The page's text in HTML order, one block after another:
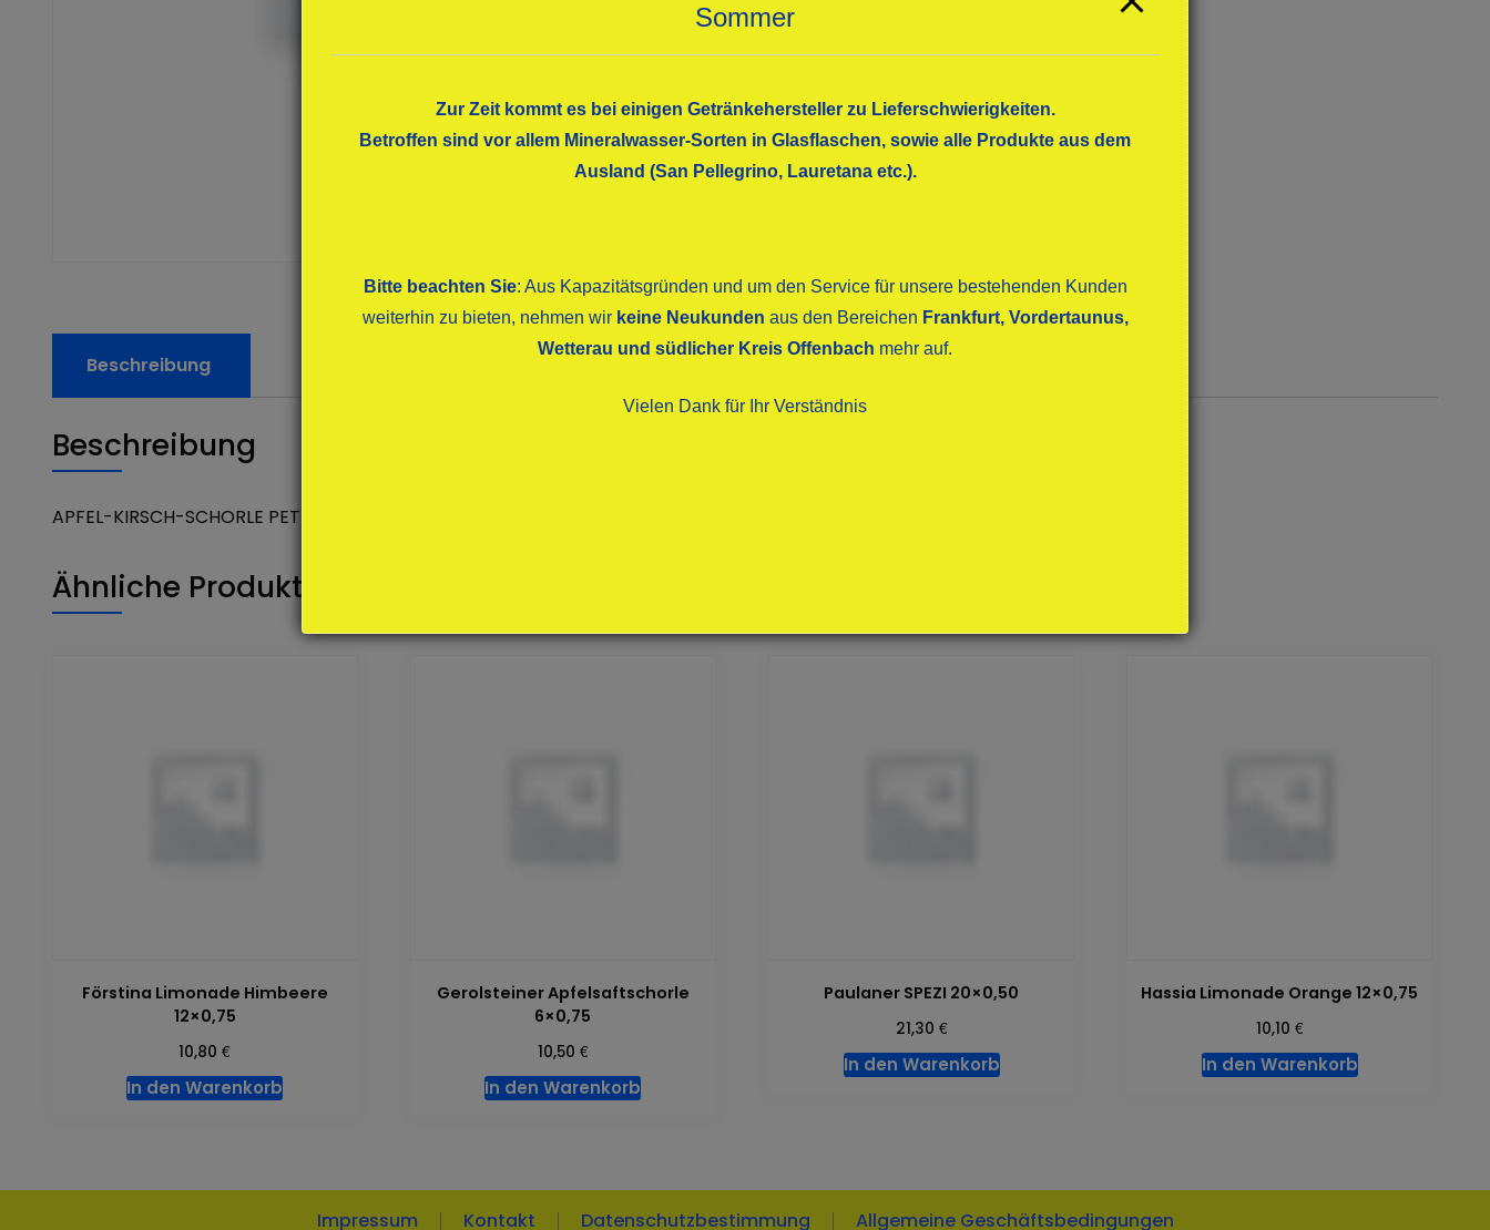
Beschreibung
Beschreibung
APFEL-KIRSCH-SCHORLE PET
Ähnliche Produkte
Förstina Limonade Himbeere
12×0,75
10,80€
In den Warenkorb
Gerolsteiner Apfelsaftschorle
6×0,75
10,50 €
In den Warenkorb
Paulaner SPEZI 20×0,50
21,30 €
In den Warenkorb
Hassia Limonade Orange 12×0,75
10,10 €
In den Warenkorb
Impressum Kontakt Datenschutzbestimmung Allgemeine Geschäftsbedingungen
Sommer
Zur Zeit kommt es bei einigen Getränkehersteller zu Lieferschwierigkeiten.
Betroffen sind vor allem Mineralwasser-Sorten in Glasflaschen, sowie alle Produkte aus dem
Ausland (San Pellegrino, Lauretana etc.).
Bitte beachten Sie: Aus Kapazitätsgründen und um den Service für unsere bestehenden Kunden
weiterhin zu bieten, nehmen wirkeine Neukunden aus den Bereichen Frankfurt, Vordertaunus,
Wetterau und südlicher Kreis Offenbach mehr auf.
Vielen Dank für Ihr Verständnis